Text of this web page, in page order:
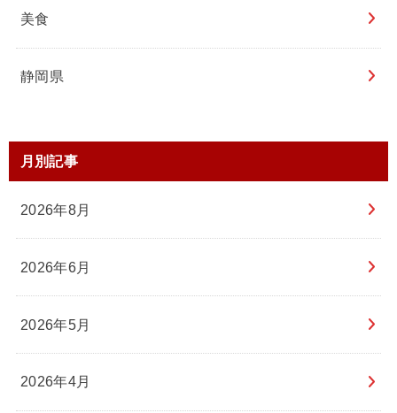
美食
静岡県
月別記事
2026年8月
2026年6月
2026年5月
2026年4月